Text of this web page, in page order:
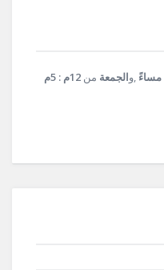
,والجمعة من 12م : 5م